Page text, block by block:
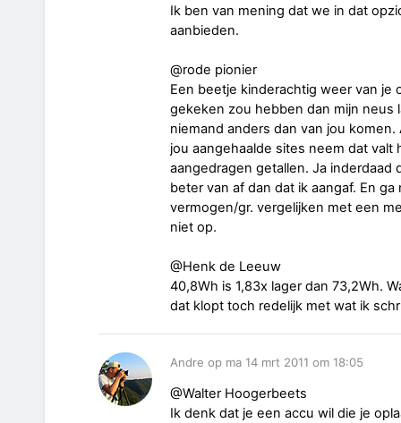
Ik ben van mening dat we in dat
aanbieden.
@rode pionier
Een beetje kinderachtig weer van
gekeken zou hebben dan mijn neus
niemand anders dan van jou
jou aangehaalde sites neem dat
aangedragen getallen. Ja inderdaad
beter van af dan dat ik aangaf. En
vermogen/gr. vergelijken met een
niet op.
@Henk de Leeuw
40,8Wh is 1,83x lager dan 73,2Wh.
dat klopt toch redelijk met wat ik
Andre op ma 14 mrt 2011 om 18:05
@Walter Hoogerbeets
Ik denk dat je een accu wil die je